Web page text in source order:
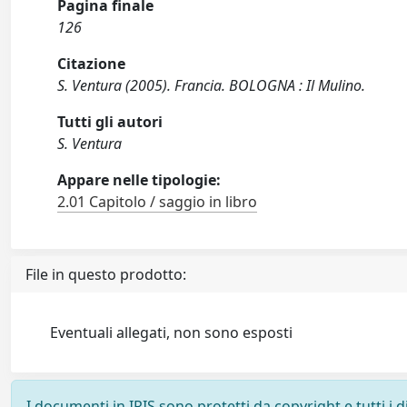
Pagina finale
126
Citazione
S. Ventura (2005). Francia. BOLOGNA : Il Mulino.
Tutti gli autori
S. Ventura
Appare nelle tipologie:
2.01 Capitolo / saggio in libro
File in questo prodotto:
Eventuali allegati, non sono esposti